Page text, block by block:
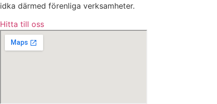
idka därmed förenliga verksamheter.
Hitta till oss